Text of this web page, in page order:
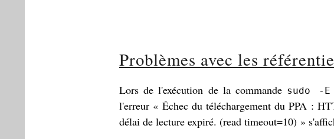
Problèmes avec les
Lors de l'exécution de la commande sudo -E
l'erreur « Échec du téléchargement du PPA :
délai de lecture expiré. (read timeout=10) »